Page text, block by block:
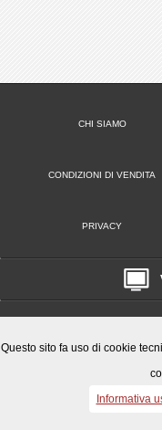
CHI SIAMO
CONDIZIONI DI VENDITA
PRIVACY
P.I. / C.F. 08786301005
Questo sito fa uso di cookie
Informativa